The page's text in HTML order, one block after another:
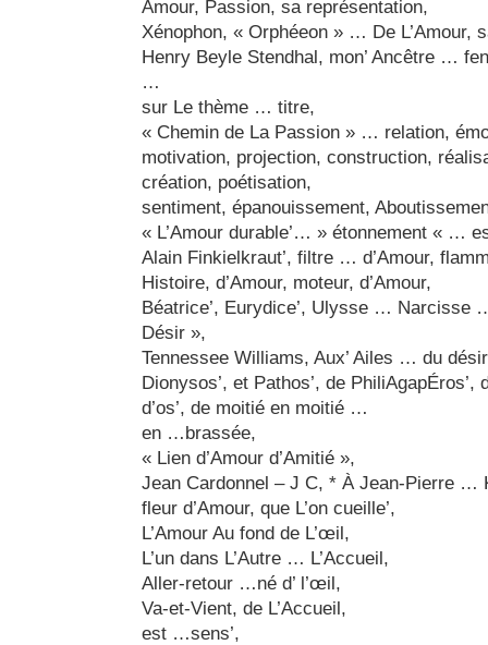
Amour, Passion, sa représentation,
Xénophon, « Orphéeon » … De L’Amour,
Henry Beyle Stendhal, mon’ Ancêtre …
…
sur Le thème … titre,
« Chemin de La Passion » … relation,
motivation, projection, construction,
création, poétisation,
sentiment, épanouissement,
« L’Amour durable’… » étonnement « …
Alain Finkielkraut’, filtre … d’Amour,
Histoire, d’Amour, moteur, d’Amour,
Béatrice’, Eurydice’, Ulysse … Narcisse
Désir »,
Tennessee Williams, Aux’ Ailes … du
Dionysos’, et Pathos’, de PhiliAgapÉros’,
d’os’, de moitié en moitié …
en …brassée,
« Lien d’Amour d’Amitié »,
Jean Cardonnel – J C, * À Jean-Pierre
fleur d’Amour, que L’on cueille’,
L’Amour Au fond de L’œil,
L’un dans L’Autre … L’Accueil,
Aller-retour …né d’ l’œil,
Va-et-Vient, de L’Accueil,
est …sens’,